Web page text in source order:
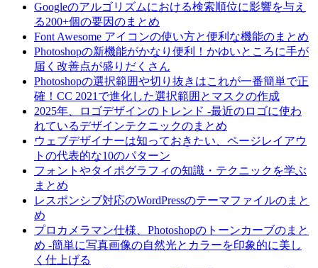
Googleのアルゴリズムにおける検索順位に影響を与え
る200+個の要因のまとめ
Font Awesome アイコンの使い方と便利な機能のまとめ
Photoshopの新機能がかなり便利！かゆいところに手が
届く改善点が盛りだくさん
Photoshopの選択範囲や切り抜きはこれが一番簡単で正
確！CC 2021で進化した選択範囲とマスクの作成
2025年、ロゴデザインのトレンド -最近のロゴに使わ
れているデザインテクニックのまとめ
ウェブデザイナーは知っておきたい、ページレイアウ
トの代表的な10のパターン
フォントやタイポグラフィの知識・テクニックを学ぶ
まとめ
レスポンシブ対応のWordPressのテーマファイルのまと
め
プロカメラマン仕様、Photoshopのトーンカーブのまと
め -簡単に写真画像の自然光とカラーを印象的に美し
く仕上げる